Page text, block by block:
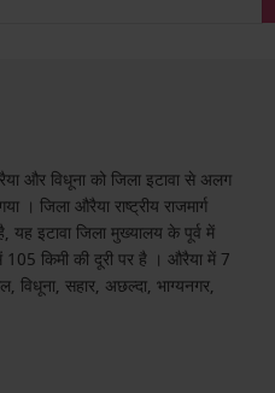
और विधूना को जिला इटावा से अलग
जिला औरैया राष्ट्रीय राजमार्ग
इटावा जिला मुख्यालय के पूर्व में
किमी की दूरी पर है । औरैया में 7
सहार, अछल्‍दा, भाग्‍यनगर,